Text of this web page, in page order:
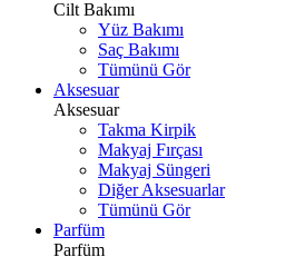
Cilt Bakımı
Yüz Bakımı
Saç Bakımı
Tümünü Gör
Aksesuar
Aksesuar
Takma Kirpik
Makyaj Fırçası
Makyaj Süngeri
Diğer Aksesuarlar
Tümünü Gör
Parfüm
Parfüm